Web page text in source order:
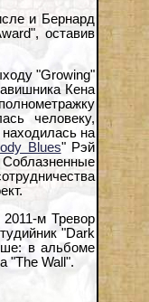
и Бернард
оставив
"Growing"
Кена
человеку,
на
Blues" Рэй
м Тревор
"Dark
в альбоме
"The Wall".